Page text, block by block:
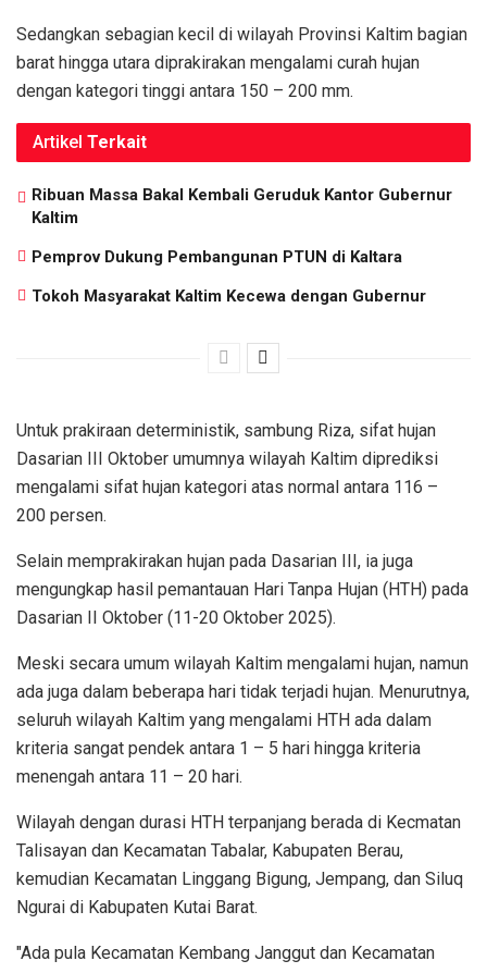
Sedangkan sebagian kecil di wilayah Provinsi Kaltim bagian
barat hingga utara diprakirakan mengalami curah hujan
dengan kategori tinggi antara 150 – 200 mm.
Artikel Terkait
Ribuan Massa Bakal Kembali Geruduk Kantor Gubernur
Kaltim
Pemprov Dukung Pembangunan PTUN di Kaltara
Tokoh Masyarakat Kaltim Kecewa dengan Gubernur
Untuk prakiraan deterministik, sambung Riza, sifat hujan
Dasarian III Oktober umumnya wilayah Kaltim diprediksi
mengalami sifat hujan kategori atas normal antara 116 –
200 persen.
Selain memprakirakan hujan pada Dasarian III, ia juga
mengungkap hasil pemantauan Hari Tanpa Hujan (HTH) pada
Dasarian II Oktober (11-20 Oktober 2025).
Meski secara umum wilayah Kaltim mengalami hujan, namun
ada juga dalam beberapa hari tidak terjadi hujan. Menurutnya,
seluruh wilayah Kaltim yang mengalami HTH ada dalam
kriteria sangat pendek antara 1 – 5 hari hingga kriteria
menengah antara 11 – 20 hari.
Wilayah dengan durasi HTH terpanjang berada di Kecmatan
Talisayan dan Kecamatan Tabalar, Kabupaten Berau,
kemudian Kecamatan Linggang Bigung, Jempang, dan Siluq
Ngurai di Kabupaten Kutai Barat.
"Ada pula Kecamatan Kembang Janggut dan Kecamatan